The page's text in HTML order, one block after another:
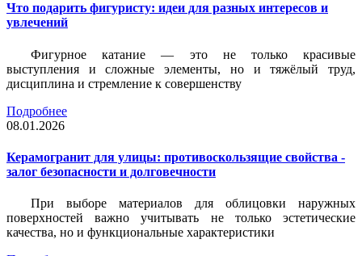
Что подарить фигуристу: идеи для разных интересов и
увлечений
Фигурное катание — это не только красивые
выступления и сложные элементы, но и тяжёлый труд,
дисциплина и стремление к совершенству
Подробнее
08.01.2026
Керамогранит для улицы: противоскользящие свойства -
залог безопасности и долговечности
При выборе материалов для облицовки наружных
поверхностей важно учитывать не только эстетические
качества, но и функциональные характеристики